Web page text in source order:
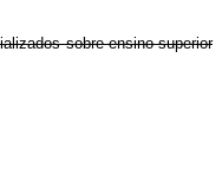
sobre ensino superior